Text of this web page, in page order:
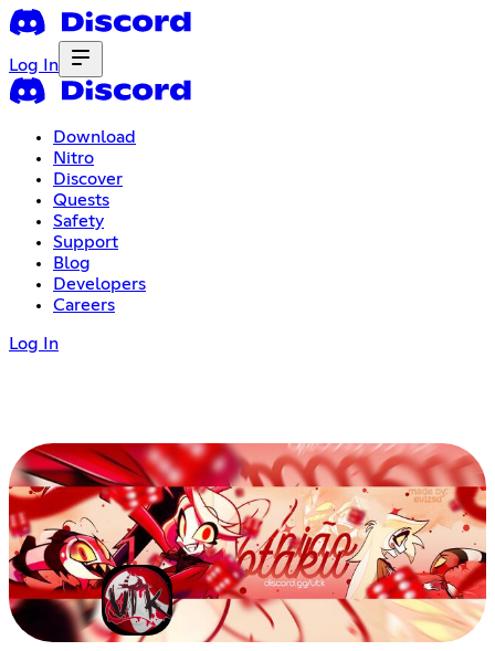
Log In
Download
Nitro
Discover
Quests
Safety
Support
Blog
Developers
Careers
Log In